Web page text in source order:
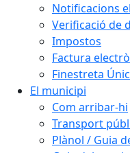
Notificacions
Verificació de
Impostos
Factura
Finestreta
El municipi
Com arribar-hi
Transport
Plànol / Guia